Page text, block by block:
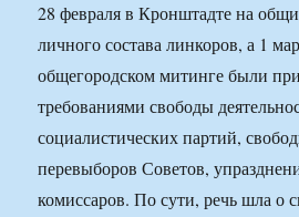
28 февраля в Кронштадте на
личного состава линкоров, а 1
общегородском митинге были
требованиями свободы
социалистических партий,
перевыборов Советов,
комиссаров. По сути, речь шла о